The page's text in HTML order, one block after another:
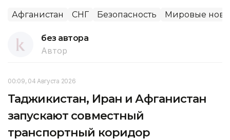
Афганистан СНГ Безопасность Мировые
без автора
Автор
00:09, 04 Августа 2026
Таджикистан, Иран и Афганистан
запускают совместный
транспортный коридор